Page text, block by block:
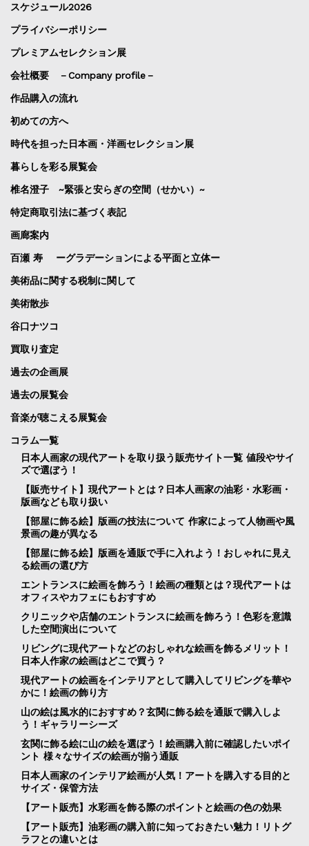
スケジュール2026
プライバシーポリシー
プレミアムセレクション展
会社概要 －Company profile－
作品購入の流れ
初めての方へ
時代を担った日本画・洋画セレクション展
暮らしを彩る展覧会
椎名澄子 ~緊張と安らぎの空間（せかい）~
特定商取引法に基づく表記
画廊案内
百瀬 寿 ーグラデーションによる平面と立体ー
美術品に関する税制に関して
美術散歩
谷口ナツコ
買取り査定
過去の企画展
過去の展覧会
音楽が聴こえる展覧会
コラム一覧
日本人画家の現代アートを取り扱う販売サイト一覧 値段やサイ
ズで選ぼう！
【販売サイト】現代アートとは？日本人画家の油彩・水彩画・
版画なども取り扱い
【部屋に飾る絵】版画の技法について 作家によって人物画や風
景画の趣が異なる
【部屋に飾る絵】版画を通販で手に入れよう！おしゃれに見え
る絵画の選び方
エントランスに絵画を飾ろう！絵画の種類とは？現代アートは
オフィスやカフェにもおすすめ
クリニックや店舗のエントランスに絵画を飾ろう！色彩を意識
した空間演出について
リビングに現代アートなどのおしゃれな絵画を飾るメリット！
日本人作家の絵画はどこで買う？
現代アートの絵画をインテリアとして購入してリビングを華や
かに！絵画の飾り方
山の絵は風水的におすすめ？玄関に飾る絵を通販で購入しよ
う！ギャラリーシーズ
玄関に飾る絵に山の絵を選ぼう！絵画購入前に確認したいポイ
ント 様々なサイズの絵画が揃う通販
日本人画家のインテリア絵画が人気！アートを購入する目的と
サイズ・保管方法
【アート販売】水彩画を飾る際のポイントと絵画の色の効果
【アート販売】油彩画の購入前に知っておきたい魅力！リトグ
ラフとの違いとは